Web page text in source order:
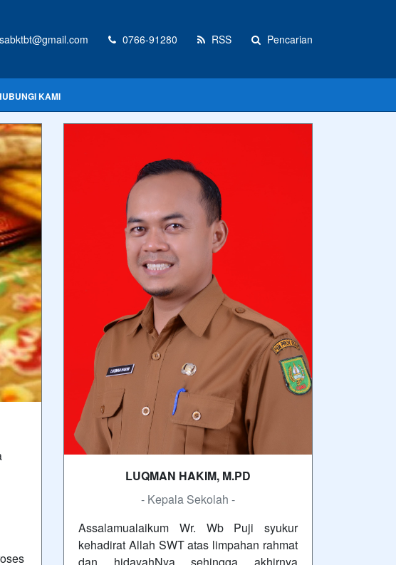
0766-91280 RSS Pencarian
KAMI
LUQMAN HAKIM, M.PD
- Kepala Sekolah -
Assalamualaikum Wr. Wb Puji syukur
kehadirat Allah SWT atas limpahan rahmat